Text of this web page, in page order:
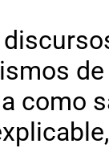
como